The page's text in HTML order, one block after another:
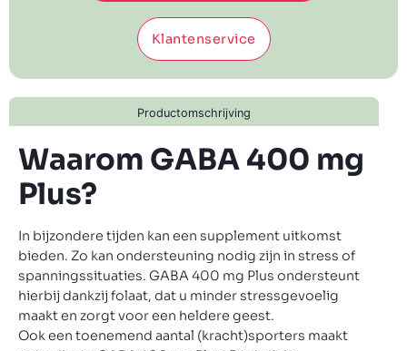
Klantenservice
Productomschrijving
Waarom GABA 400 mg
Plus?
In bijzondere tijden kan een supplement uitkomst
bieden. Zo kan ondersteuning nodig zijn in stress of
spanningssituaties. GABA 400 mg Plus ondersteunt
hierbij dankzij folaat, dat u minder stressgevoelig
maakt en zorgt voor een heldere geest.
Ook een toenemend aantal (kracht)sporters maakt